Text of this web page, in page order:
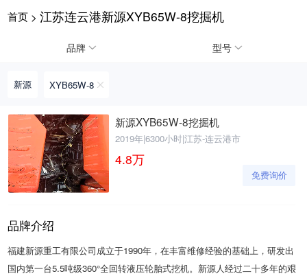
首页 > 江苏连云港新源XYB65W-8挖掘机
品牌 型号
新源 XYB65W-8
新源XYB65W-8挖掘机
2019年|6300小时|江苏-连云港市
4.8万
免费询价
品牌介绍
福建新源重工有限公司成立于1990年，在丰富维修经验的基础上，研发出
国内第一台5.5吨级360°全回转液压轮胎式挖机。新源人经过二十多年的艰
请输入手机号
获
取
验
证
码
请输入手机号
表
示
您
同
《隐
私
政
策》